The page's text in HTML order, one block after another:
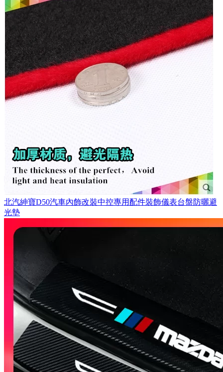
北汽紳寶D50汽車內飾改裝中控專用配件裝飾儀表台盤防曬避
光墊